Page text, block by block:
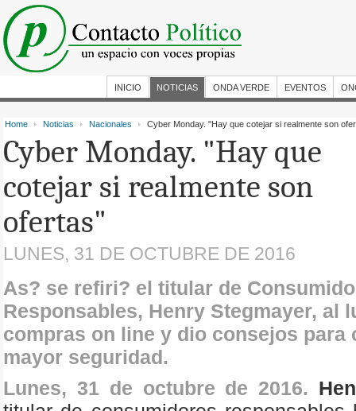
INICIO NOTICIAS ONDA VERDE EVENTOS
Home Noticias Nacionales Cyber Monday. "Hay que cotejar si realmente son
Cyber Monday. "Hay que
cotejar si realmente son
ofertas"
LUNES, 31 DE OCTUBRE DE 2016
As? se refiri? el titular de
Responsables, Henry Stegmayer, al
compras on line y dio consejos para
mayor seguridad.
Lunes, 31 de octubre de 2016.